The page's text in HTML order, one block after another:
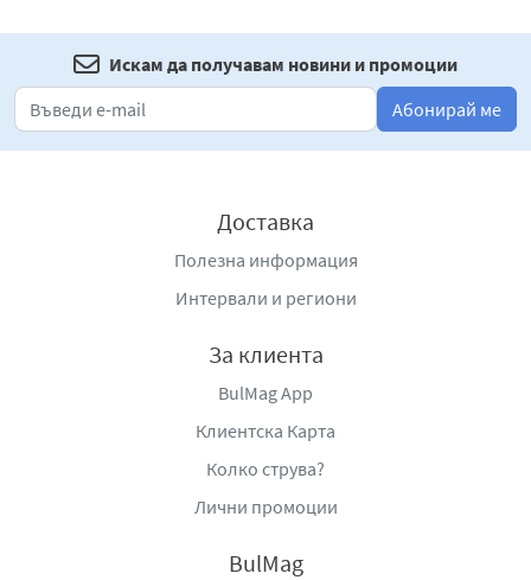
Искам да получавам новини и промоции
Абонирай ме
Доставка
Полезна информация
Интервали и региони
За клиента
BulMag App
Клиентска Карта
Колко струва?
Лични промоции
BulMag